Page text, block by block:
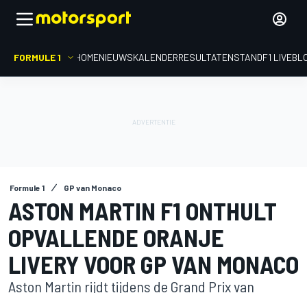
FORMULE 1 HOMENIEUWSKALENDERRESULTATENSTANDF1
Formule 1 GP van Monaco
ASTON MARTIN F1 ONTHULT
OPVALLENDE ORANJE
LIVERY VOOR GP VAN MONACO
Aston Martin rijdt tijdens de Grand Prix van